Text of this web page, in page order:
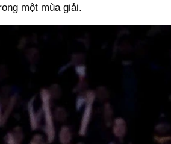
một mùa giải.